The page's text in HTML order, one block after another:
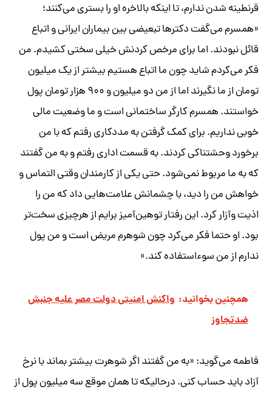
قرنطینه شدن ندارم، تا اینکه بالاخره او را بستری می‌کنند؛
«همسرم می‌گفت دکترها تبعیضی بین بیماران ایرانی و اتباع
قائل نبودند. اما برای مرخص کردنش خیلی سختی کشیدم. من
فکر می‌کردم شاید چون ما اتباع هستیم بیشتر از یک میلیون
تومان از ما نگیرند اما از من دو میلیون و ۹۰۰ هزار تومان پول
خواستند. همسرم کارگر ساختمانی است و ما وضعیت مالی
خوبی نداریم. برای کمک گرفتن به مددکاری رفتم که با من
برخورد وحشتناکی کردند. به قسمت اداری رفتم و به من گفتند
که به ما مربوط نمی‌شود. حتی یکی از کارمندان وقتی التماس و
خواهش من را دید، با چشمانش علامت‌هایی داد که من را
اذیت وآزار کرد. این رفتار توهین‌آمیز برایم از هرچیزی سخت‌تر
بود. او حتما فکر می‌کرد چون شوهرم مریض است و من پول
ندارم از من سوءاستفاده کند.»
همچنین بخوانید: واکنش امنیتی دولت مصر علیه جنبش
ضدتجاوز
فاطمه می‌گوید: «به من گفتند اگر شوهرت بیشتر بماند با نرخ
آزاد باید حساب کنی. درحالیکه تا همان موقع سه میلیون پول از